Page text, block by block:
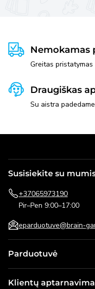
Nemokamas
Greitas
Draugiškas
Su aistra
Susisiekite su
+37065973190
Pir–Pen 9:00–17:00
eparduotuve@brain-
Parduotuvė
Klientų